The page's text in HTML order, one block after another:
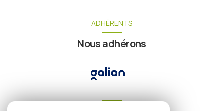
ADHÉRENTS
Nous adhérons